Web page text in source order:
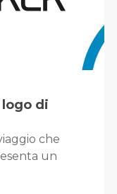
di
che
un